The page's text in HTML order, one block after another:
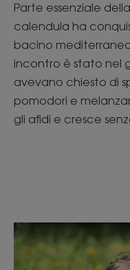
Parte essenziale
calendula ha
bacino
incontro è stato nel
avevano chiesto di
pomodori e
gli afidi e cresce